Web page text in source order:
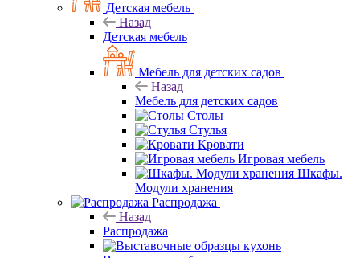
Детская мебель
Назад
Детская мебель
Мебель для детских садов
Назад
Мебель для детских садов
Столы
Стулья
Кровати
Игровая мебель
Шкафы.
Модули хранения
Распродажа
Назад
Распродажа